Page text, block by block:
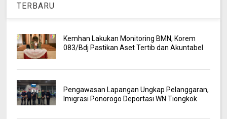
TERBARU
Kemhan Lakukan Monitoring BMN, Korem
083/Bdj Pastikan Aset Tertib dan Akuntabel
Pengawasan Lapangan Ungkap Pelanggaran,
Imigrasi Ponorogo Deportasi WN Tiongkok